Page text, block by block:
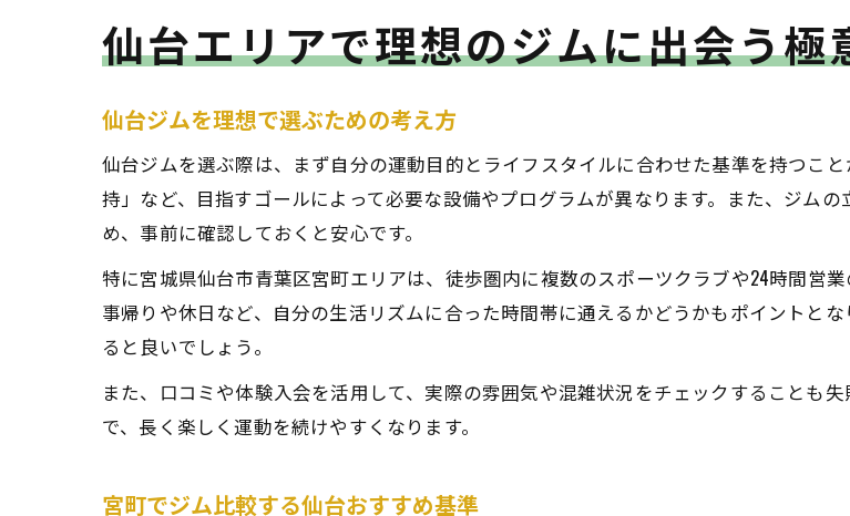
仙台エリアで理想のジムに出会う極
仙台ジムを理想で選ぶための考え方
仙台ジムを選ぶ際は、まず自分の運動目的とライフスタイルに合わせた基準を持つこ
持」など、目指すゴールによって必要な設備やプログラムが異なります。また、ジム
め、事前に確認しておくと安心です。
特に宮城県仙台市青葉区宮町エリアは、徒歩圏内に複数のスポーツクラブや24時間営
事帰りや休日など、自分の生活リズムに合った時間帯に通えるかどうかもポイントと
ると良いでしょう。
また、口コミや体験入会を活用して、実際の雰囲気や混雑状況をチェックすることも
で、長く楽しく運動を続けやすくなります。
宮町でジム比較する仙台おすすめ基準